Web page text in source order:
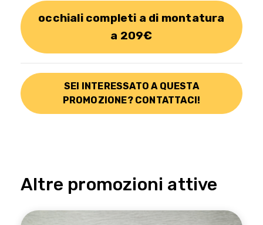
occhiali completi a di montatura
a 209€
SEI INTERESSATO A QUESTA
PROMOZIONE? CONTATTACI!
Altre promozioni attive